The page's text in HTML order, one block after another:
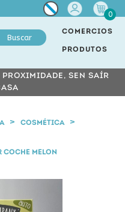
Miña
conta
0
Buscar
COMERCIOS
PRODUTOS
PROXIMIDADE, SEN SAÍR
COSMÉTICA
COCHE MELON